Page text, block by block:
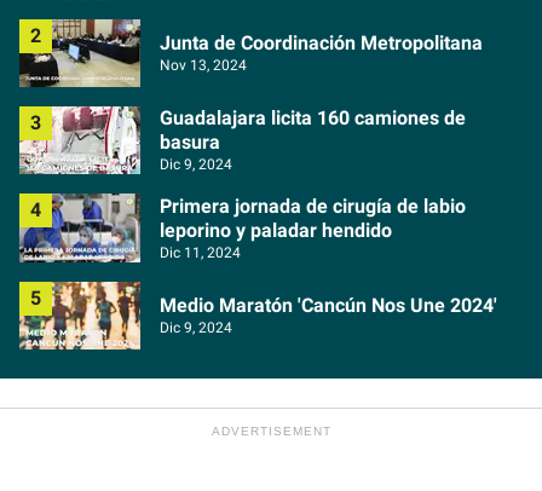
Junta de Coordinación Metropolitana
Nov 13, 2024
Guadalajara licita 160 camiones de
basura
Dic 9, 2024
Primera jornada de cirugía de labio
leporino y paladar hendido
Dic 11, 2024
Medio Maratón 'Cancún Nos Une 2024'
Dic 9, 2024